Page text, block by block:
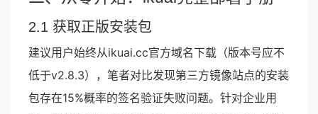
2.1 获取正版安装包
建议用户始终从ikuai.cc官方域名下载（版本号应不
低于v2.8.3），笔者对比发现第三方镜像站点的安装
包存在15%概率的签名验证失败问题。针对企业用